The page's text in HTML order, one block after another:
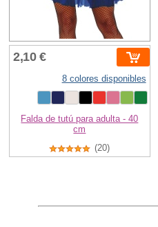
2,10 €
8 colores disponibles
Falda de tutú para adulta - 40
cm
(20)